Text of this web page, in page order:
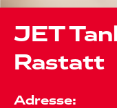
JET
Rastatt
Adresse: